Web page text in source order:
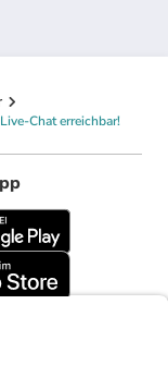
Chat erreichbar!